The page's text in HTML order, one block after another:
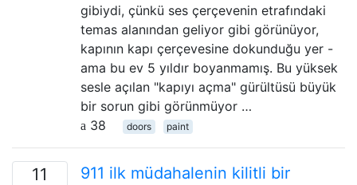
gibiydi, çünkü ses çerçevenin etrafındaki
temas alanından geliyor gibi görünüyor,
kapının kapı çerçevesine dokunduğu yer -
ama bu ev 5 yıldır boyanmamış. Bu yüksek
sesle açılan "kapıyı açma" gürültüsü büyük
bir sorun gibi görünmüyor …
38
doors paint
11
911 ilk müdahalenin kilitli bir